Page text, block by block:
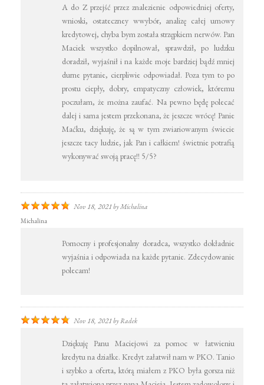
A do Z przejść przez znalezienie odpowiedniej oferty,
wnioski, ostateczney wwybór, analizę całej umowy
kredytowej, chyba bym została strzępkiem nerwów. Pan
Maciek wszystko dopilnował, sprawdził, po ludzku
doradził, wyjaśnił i na każde moje bardziej bądź mniej
durne pytanie, cierpliwie odpowiadał. Poza tym to po
prostu ciepły, dobry, empatyczny człowiek, któremu
poczułam, że można zaufać. Na pewno będę polecać
dalej i sama jestem przekonana, że jeszcze wrócę! Panie
Maćku, dziękuję, że są w tym zwiariowanym świecie
jeszcze tacy ludzie, jak Pan i całkiem! świetnie potrafią
wykonywać swoją pracę!! 5/5?
Nov 18, 2021byMichalina
Michalina
Pomocny i profesjonalny doradca, wszystko dokładnie
wyjaśnia i odpowiada na każde pytanie. Zdecydowanie
polecam!
Nov 18, 2021byRadek
Dziękuję Panu Maciejowi za pomoc w łatwieniu
kredytu na działke. Kredyt załatwił nam w PKO. Tanio
i szybko a oferta, którą miałem z PKO była gorsza niż